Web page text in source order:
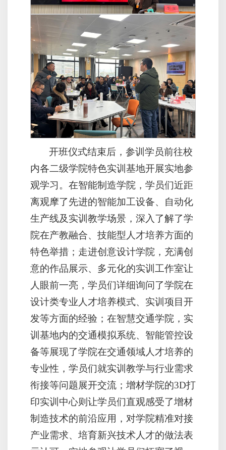
开班仪式结束后，参训学员前往校
内各二级学院特色实训基地开展实地参
观学习。在智能制造学院，学员们近距
离观摩了先进的智能加工设备、自动化
生产线及实训教学场景，深入了解了学
院在产教融合、技能型人才培养方面的
特色举措；走进创意设计学院，充满创
意的作品展示、多元化的实训工作室让
人眼前一亮，学员们详细询问了学院在
设计类专业人才培养模式、实训项目开
发等方面的经验；在智慧交通学院，实
训基地内的交通模拟系统、智能管控设
备等展现了学院在交通领域人才培养的
专业性，学员们就实训教学与行业需求
衔接等问题展开交流；增材学院的3D打
印实训中心则让学员们直观感受了增材
制造技术的前沿应用，对学院精准对接
产业需求、培育新兴技术人才的做法表